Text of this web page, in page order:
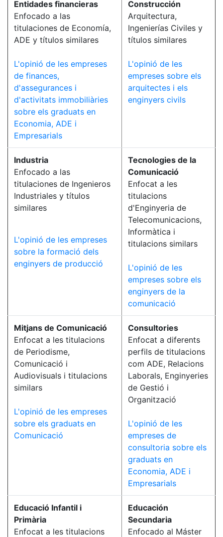
Entidades financieras
Enfocado a las
titulaciones de Economía,
ADE y títulos similares
L'opinió de les empreses
de finances,
d'assegurances i
d'activitats immobiliàries
sobre els graduats en
Economia, ADE i
Empresarials
Construcción
Arquitectura,
Ingenierías Civiles y
títulos similares
L'opinió de les
empreses sobre els
arquitectes i els
enginyers civils
Industria
Enfocado a las
titulaciones de Ingenieros
Industriales y títulos
similares
L'opinió de les empreses
sobre la formació dels
enginyers de producció
Tecnologies de la
Comunicació
Enfocat a les
titulacions
d'Enginyeria de
Telecomunicacions,
Informàtica i
titulacions similars
L'opinió de les
empreses sobre els
enginyers de la
comunicació
Mitjans de Comunicació
Enfocat a les titulacions
de Periodisme,
Comunicació i
Audiovisuals i titulacions
similars
L'opinió de les empreses
sobre els graduats en
Comunicació
Consultories
Enfocat a diferents
perfils de titulacions
com ADE, Relacions
Laborals, Enginyeries
de Gestió i
Organització
L'opinió de les
empreses de
consultoria sobre els
graduats en
Economia, ADE i
Empresarials
Educació Infantil i
Primària
Enfocat a les titulacions
Educación
Secundaria
Enfocado al Máster